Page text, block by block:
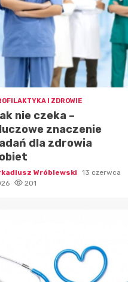
I ZDROWIE
nie czeka –
znaczenie
dla zdrowia
Wróblewski
13 czerwca
201